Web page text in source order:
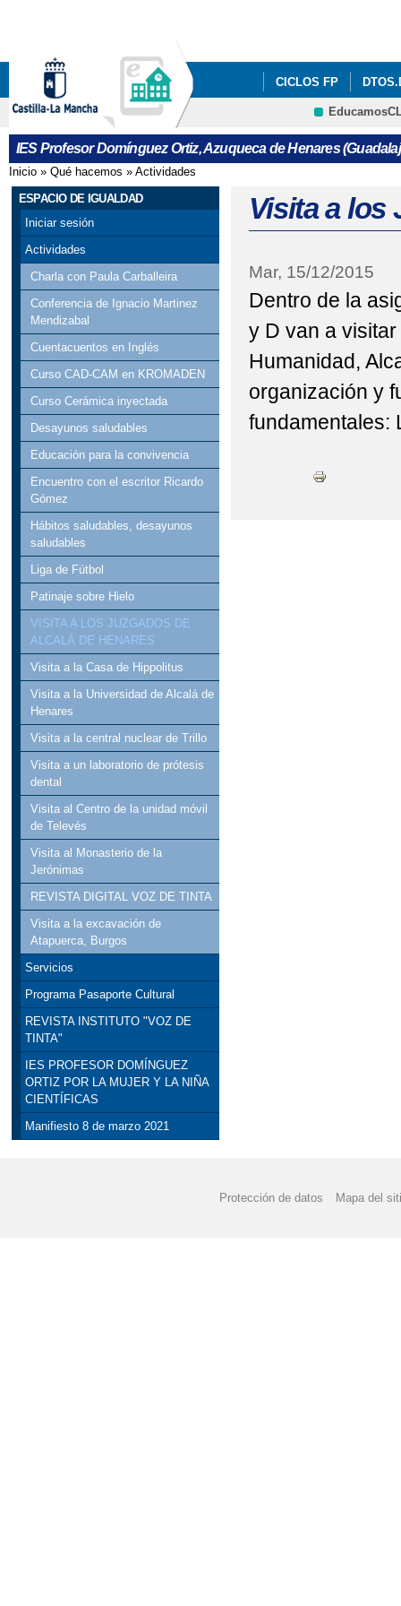
CICLOS FP
SECCIÓN ESO
ESPACIO DE
REVISTA VOZ DE
VOTA NUESTRO
INFORMACION
ERASMUS DAYS
VISITA VIRTUAL
DOCUMENTOS
CRFP
IES Profesor Domínguez Ortiz, Azuqueca de Henares
Se encuentra usted aquí
Inicio » Qué hacemos » Actividades
ESPACIO DE IGUALDAD
Iniciar sesión
Actividades
Charla con Paula Carballeira
Conferencia de Ignacio Martinez
Mendizabal
Cuentacuentos en Inglés
Curso CAD-CAM en KROMADEN
Curso Cerámica inyectada
Desayunos saludables
Educación para la convivencia
Encuentro con el escritor Ricardo
Gómez
Hábitos saludables, desayunos
saludables
Liga de Fútbol
Patinaje sobre Hielo
VISITA A LOS JUZGADOS DE
ALCALÁ DE HENARES
Visita a la Casa de Hippolitus
Visita a la Universidad de Alcalá de
Henares
Visita a la central nuclear de Trillo
Visita a un laboratorio de prótesis
dental
Visita al Centro de la unidad móvil
de Televés
Visita al Monasterio de la
Jerónimas
REVISTA DIGITAL VOZ DE TINTA
Visita a la excavación de
Atapuerca, Burgos
Servicios
Programa Pasaporte Cultural
REVISTA INSTITUTO "VOZ DE
TINTA"
IES PROFESOR DOMÍNGUEZ
ORTIZ POR LA MUJER Y LA NIÑA
CIENTÍFICAS
Manifiesto 8 de marzo 2021
Visita a los
Mar, 15/12/2015
Dentro de la
y D van a
Humanidad,
organización y
fundamentales:
Protección de datos Mapa del